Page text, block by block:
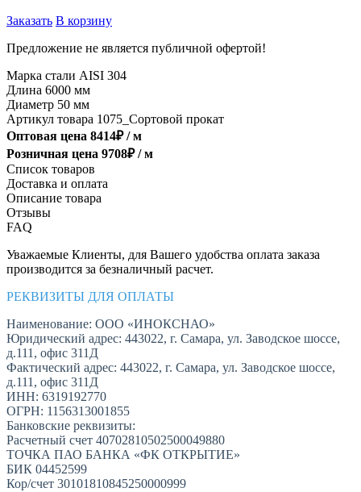
Заказать В корзину
Предложение не является публичной офертой!
Марка стали AISI 304
Длина 6000 мм
Диаметр 50 мм
Артикул товара 1075_Сортовой прокат
Оптовая цена 8414₽ /м
Розничная цена 9708₽ /м
Список товаров
Доставка и оплата
Описание товара
Отзывы
FAQ
Уважаемые Клиенты, для Вашего удобства оплата заказа
производится за безналичный расчет.
РЕКВИЗИТЫ ДЛЯ ОПЛАТЫ
Наименование: ООО «ИНОКСНАО»
Юридический адрес: 443022, г. Самара, ул. Заводское шоссе,
д.111, офис 311Д
Фактический адрес: 443022, г. Самара, ул. Заводское шоссе,
д.111, офис 311Д
ИНН: 6319192770
ОГРН: 1156313001855
Банковские реквизиты:
Расчетный счет 40702810502500049880
ТОЧКА ПАО БАНКА «ФК ОТКРЫТИЕ»
БИК 04452599
Кор/счет 30101810845250000999